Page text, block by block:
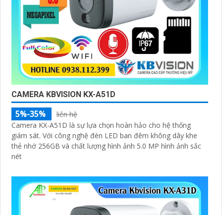
CAMERA KBVISION KX-A51D
5%-35%
liên hệ
Camera KX-A51D là sự lựa chọn hoàn hảo cho hệ thống
giám sát. Với công nghệ đèn LED ban đêm không dây khe
thẻ nhớ 256GB và chất lượng hình ảnh 5.0 MP hình ảnh sắc
nét